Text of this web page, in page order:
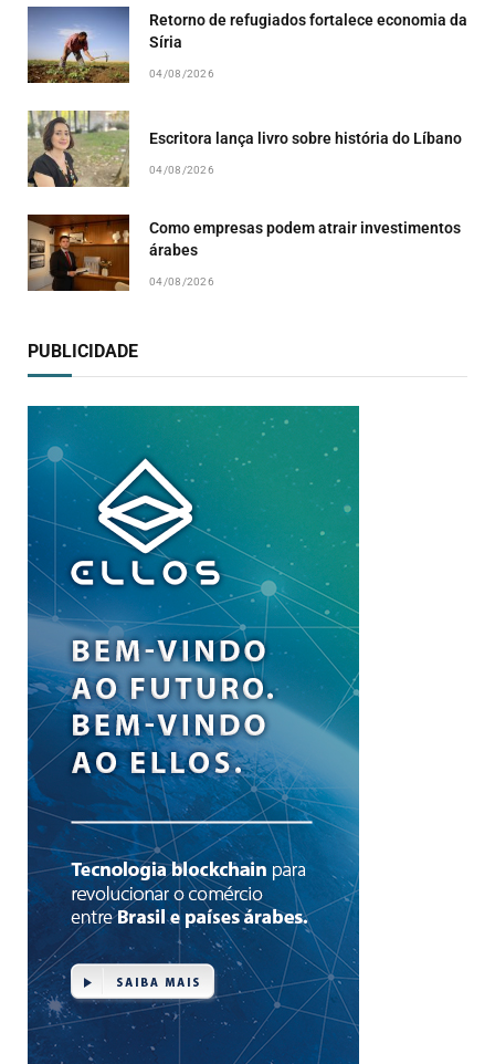
Retorno de refugiados fortalece economia da
Síria
04/08/2026
Escritora lança livro sobre história do Líbano
04/08/2026
Como empresas podem atrair investimentos
árabes
04/08/2026
PUBLICIDADE